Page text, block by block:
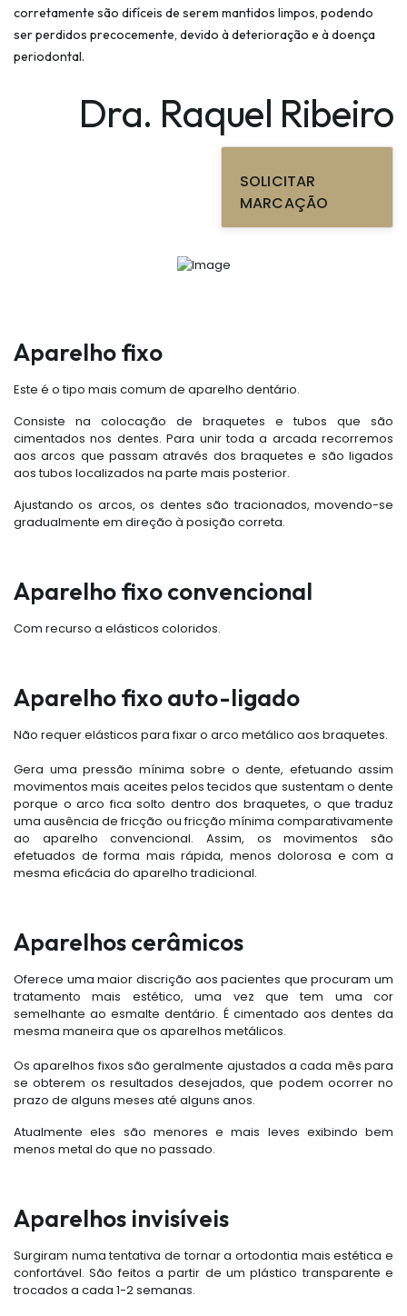
corretamente são difíceis de serem mantidos limpos, podendo
ser perdidos precocemente, devido à deterioração e à doença
periodontal.
Dra. Raquel Ribeiro
SOLICITAR
MARCAÇÃO
Aparelho fixo
Este é o tipo mais comum de aparelho dentário.
Consiste na colocação de braquetes e tubos que são
cimentados nos dentes. Para unir toda a arcada recorremos
aos arcos que passam através dos braquetes e são ligados
aos tubos localizados na parte mais posterior.
Ajustando os arcos, os dentes são tracionados, movendo-se
gradualmente em direção à posição correta.
Aparelho fixo convencional
Com recurso a elásticos coloridos.
Aparelho fixo auto-ligado
Não requer elásticos para fixar o arco metálico aos braquetes.
Gera uma pressão mínima sobre o dente, efetuando assim
movimentos mais aceites pelos tecidos que sustentam o dente
porque o arco fica solto dentro dos braquetes, o que traduz
uma ausência de fricção ou fricção mínima comparativamente
ao aparelho convencional. Assim, os movimentos são
efetuados de forma mais rápida, menos dolorosa e com a
mesma eficácia do aparelho tradicional.
Aparelhos cerâmicos
Oferece uma maior discrição aos pacientes que procuram um
tratamento mais estético, uma vez que tem uma cor
semelhante ao esmalte dentário. É cimentado aos dentes da
mesma maneira que os aparelhos metálicos.
Os aparelhos fixos são geralmente ajustados a cada mês para
se obterem os resultados desejados, que podem ocorrer no
prazo de alguns meses até alguns anos.
Atualmente eles são menores e mais leves exibindo bem
menos metal do que no passado.
Aparelhos invisíveis
Surgiram numa tentativa de tornar a ortodontia mais estética e
confortável. São feitos a partir de um plástico transparente e
trocados a cada 1-2 semanas.